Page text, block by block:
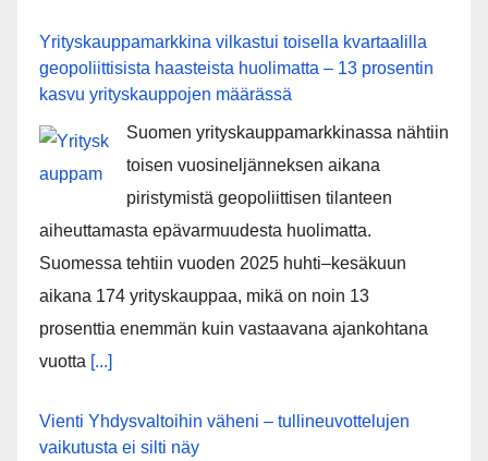
Yrityskauppamarkkina vilkastui toisella kvartaalilla
geopoliittisista haasteista huolimatta – 13 prosentin
kasvu yrityskauppojen määrässä
Suomen yrityskauppamarkkinassa nähtiin
toisen vuosineljänneksen aikana
piristymistä geopoliittisen tilanteen
aiheuttamasta epävarmuudesta huolimatta.
Suomessa tehtiin vuoden 2025 huhti–kesäkuun
aikana 174 yrityskauppaa, mikä on noin 13
prosenttia enemmän kuin vastaavana ajankohtana
vuotta [...]
Vienti Yhdysvaltoihin väheni – tullineuvottelujen
vaikutusta ei silti näy